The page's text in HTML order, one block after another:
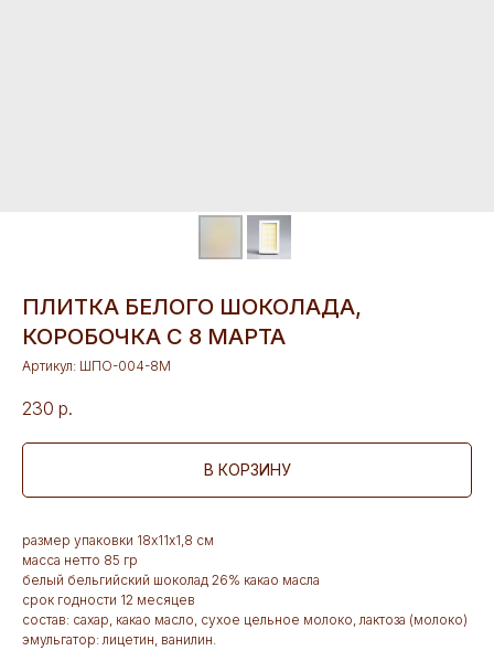
ПЛИТКА БЕЛОГО ШОКОЛАДА,
КОРОБОЧКА С 8 МАРТА
Артикул: ШПО-004-8М
230 р.
В КОРЗИНУ
размер упаковки 18х11х1,8 см
масса нетто 85 гр
белый бельгийский шоколад 26% какао масла
срок годности 12 месяцев
состав: сахар, какао масло, сухое цельное молоко, лактоза (молоко)
эмульгатор: лицетин, ванилин.